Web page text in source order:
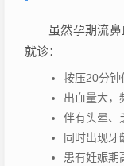
虽然孕期流
就诊：
按压20分钟
出血量大，
伴有头晕、
同时出现牙
患有妊娠期